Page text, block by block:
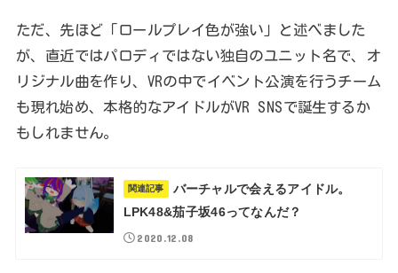
ただ、先ほど「ロールプレイ色が強い」と述べました
が、直近ではパロディではない独自のユニット名で、オ
リジナル曲を作り、VRの中でイベント公演を行うチーム
も現れ始め、本格的なアイドルがVR SNSで誕生するか
もしれません。
関連記事
バーチャルで会えるアイドル。
LPK48&茄子坂46ってなんだ？
2020.12.08